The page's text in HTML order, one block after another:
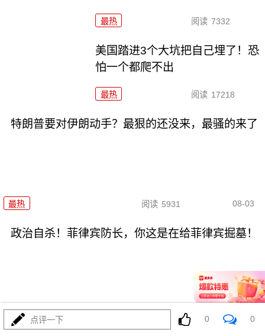
最热 阅读 7332
美国踏进3个大坑把自己埋了！恐
怕一个都爬不出
最热 阅读 17218
特朗普要对伊朗动手？最狠的还没来，最骚的来了
最热 阅读 5931 08-03
政治自杀！菲律宾防长，你这是在给菲律宾掘墓！
最热
点评一下 0 0